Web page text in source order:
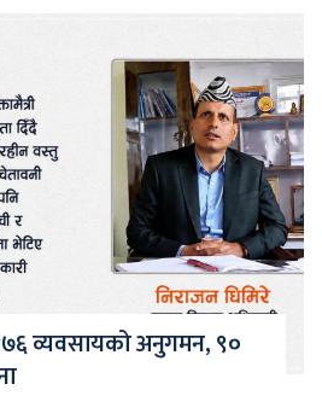
व्यवसायको अनुगमन, ९०